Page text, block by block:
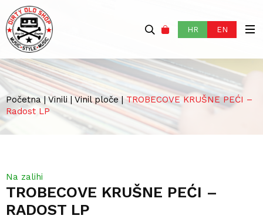
HR EN
Početna | Vinili | Vinil ploče|TROBECOVE KRUŠNE PEĆI –
Radost LP
TROBECOVE KRUŠNE PEĆI –
RADOST LP
Na zalihi